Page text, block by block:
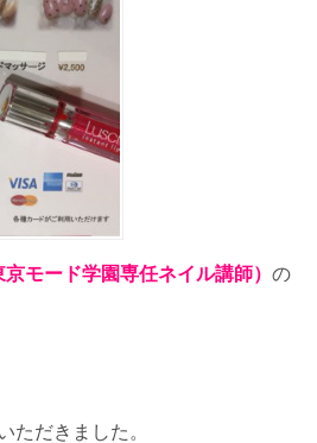
モード学園専任ネイル講師） の
ただきました。